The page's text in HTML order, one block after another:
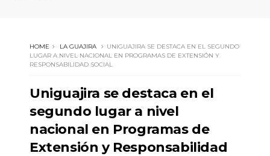
HOME LA GUAJIRA
UNIGUAJIRA SE DESTACA EN EL SEGUNDO
LUGAR A NIVEL NACIONAL EN PROGRAMAS DE EXTENSIÓN Y
RESPONSABILIDAD SOCIAL
Uniguajira se destaca en el
segundo lugar a nivel
nacional en Programas de
Extensión y Responsabilidad